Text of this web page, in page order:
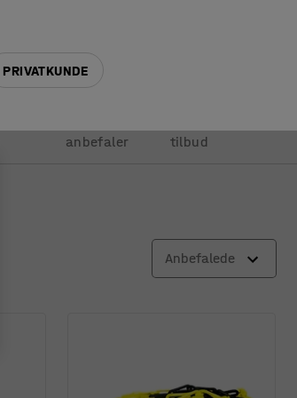
anbefaler
tilbud
Anbefalede
PRIVATKUNDE